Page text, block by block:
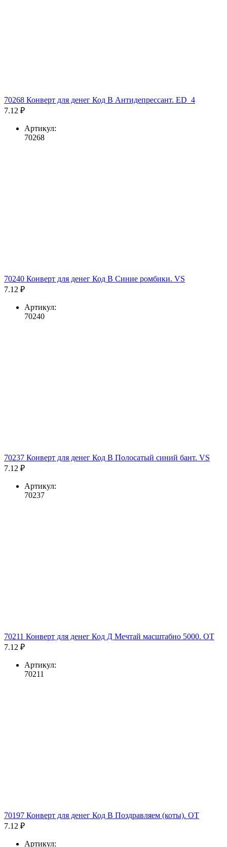
70268 Конверт для денег Код В Антидепрессант. ED_4
7.12 ₽
Артикул:
70268
70240 Конверт для денег Код В Синие ромбики. VS
7.12 ₽
Артикул:
70240
70237 Конверт для денег Код В Полосатый синий бант. VS
7.12 ₽
Артикул:
70237
70211 Конверт для денег Код Д Мечтай масштабно 5000. ОТ
7.12 ₽
Артикул:
70211
70197 Конверт для денег Код В Поздравляем (коты). ОТ
7.12 ₽
Артикул: